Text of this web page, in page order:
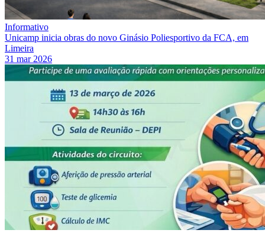
Informativo
Unicamp inicia obras do novo Ginásio Poliesportivo da FCA, em
Limeira
31 mar 2026